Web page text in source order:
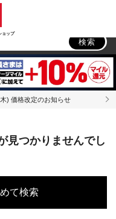
ョップ
検索
) 価格改定のお知らせ
見つかりませんでし
て検索